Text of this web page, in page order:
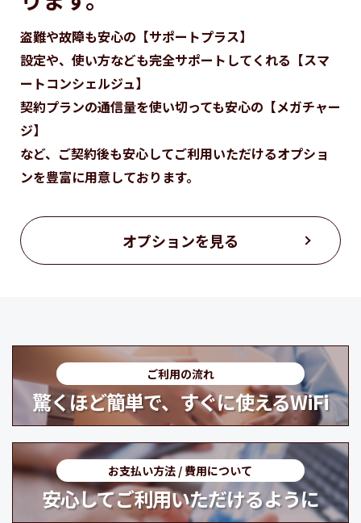
盗難や故障も安心の【サポートプラス】
設定や、使い方なども完全サポートしてくれる【スマ
ートコンシェルジュ】
契約プランの通信量を使い切っても安心の【メガチャー
ジ】
など、ご契約後も安心してご利用いただけるオプショ
ンを豊富に用意しております。
オプションを見る
ご利用の流れ
驚くほど簡単で、すぐに使えるWiFi
お支払い方法 / 費用について
安心してご利用いただけるように